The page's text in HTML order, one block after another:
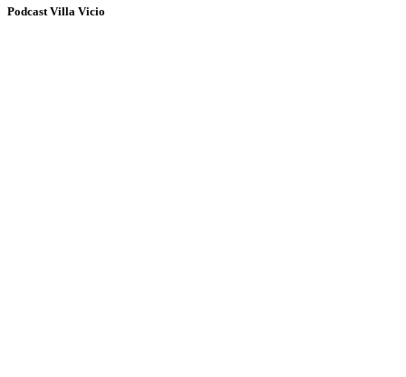
Podcast Villa Vicio